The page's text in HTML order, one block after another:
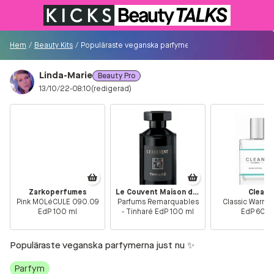
Till KICKS.se
Besökare
Logga in/Registrera
👋 Är du ny på Communityt? Såhär kommer du
Hem / Beauty Kits / Populäraste veganska parfymerna just nu ✨
Linda-Marie Beauty Pro
13/10/22-08:10(redigerad)
Zarkoperfumes
Pink MOLéCULE 090.09
EdP 100 ml
Le Couvent Maison de Parfum
Parfums Remarquables
- Tinharé EdP 100 ml
Clean
Classic Warm
EdP 60
Populäraste veganska parfymerna just nu ✨
Parfym